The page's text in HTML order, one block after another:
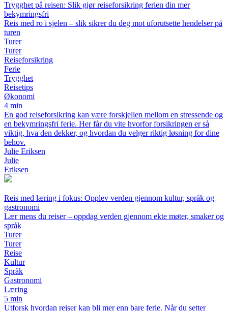
Trygghet på reisen: Slik gjør reiseforsikring ferien din mer
bekymringsfri
Reis med ro i sjelen – slik sikrer du deg mot uforutsette hendelser på
turen
Turer
Turer
Reiseforsikring
Ferie
Trygghet
Reisetips
Økonomi
4 min
En god reiseforsikring kan være forskjellen mellom en stressende og
en bekymringsfri ferie. Her får du vite hvorfor forsikringen er så
viktig, hva den dekker, og hvordan du velger riktig løsning for dine
behov.
Julie Eriksen
Julie
Eriksen
Reis med læring i fokus: Opplev verden gjennom kultur, språk og
gastronomi
Lær mens du reiser – oppdag verden gjennom ekte møter, smaker og
språk
Turer
Turer
Reise
Kultur
Språk
Gastronomi
Læring
5 min
Utforsk hvordan reiser kan bli mer enn bare ferie. Når du setter